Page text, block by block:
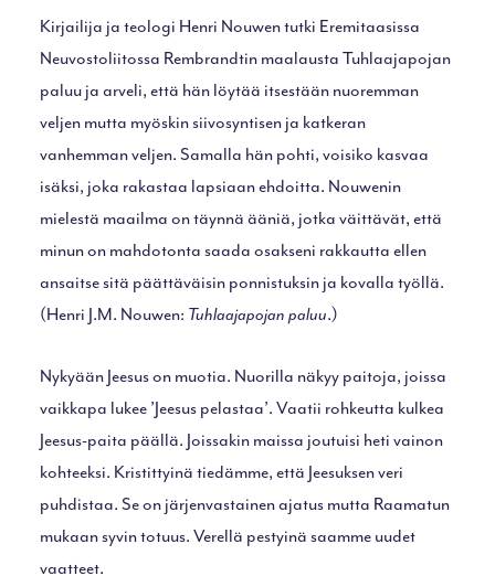
Kirjailija ja teologi Henri Nouwen tutki Eremitaasissa
Neuvostoliitossa Rembrandtin maalausta Tuhlaajapojan
paluu ja arveli, että hän löytää itsestään nuoremman
veljen mutta myöskin siivosyntisen ja katkeran
vanhemman veljen. Samalla hän pohti, voisiko kasvaa
isäksi, joka rakastaa lapsiaan ehdoitta. Nouwenin
mielestä maailma on täynnä ääniä, jotka väittävät, että
minun on mahdotonta saada osakseni rakkautta ellen
ansaitse sitä päättäväisin ponnistuksin ja kovalla työllä.
(Henri J.M. Nouwen: Tuhlaajapojan paluu.)
Nykyään Jeesus on muotia. Nuorilla näkyy paitoja, joissa
vaikkapa lukee ’Jeesus pelastaa’. Vaatii rohkeutta kulkea
Jeesus-paita päällä. Joissakin maissa joutuisi heti vainon
kohteeksi. Kristittyinä tiedämme, että Jeesuksen veri
puhdistaa. Se on järjenvastainen ajatus mutta Raamatun
mukaan syvin totuus. Verellä pestyinä saamme uudet
vaatteet.